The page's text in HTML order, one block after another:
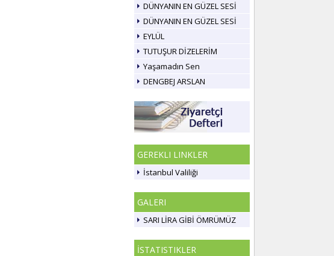
DÜNYANIN EN GÜZEL SESİ
DÜNYANIN EN GÜZEL SESİ
EYLÜL
TUTUŞUR DİZELERİM
Yaşamadın Sen
DENGBEJ ARSLAN
GEREKLI LINKLER
İstanbul Valiliği
GALERI
SARI LİRA GİBİ ÖMRÜMÜZ
İSTATISTIKLER